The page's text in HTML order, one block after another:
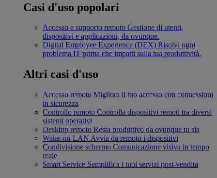
Casi d'uso popolari
Accesso e supporto remoto Gestione di utenti,
dispositivi e applicazioni, da ovunque.
Digital Employee Experience (DEX) Risolvi ogni
problema IT prima che impatti sulla tua produttività.
Altri casi d'uso
Accesso remoto Migliora il tuo accesso con connessioni
in sicurezza
Controllo remoto Controlla dispositivi remoti tra diversi
sistemi operativi
Desktop remoto Resta produttivo da ovunque tu sia
Wake-on-LAN Avvia da remoto i dispositivi
Condivisione schermo Comunicazione visiva in tempo
reale
Smart Service Semplifica i tuoi servizi post-vendita